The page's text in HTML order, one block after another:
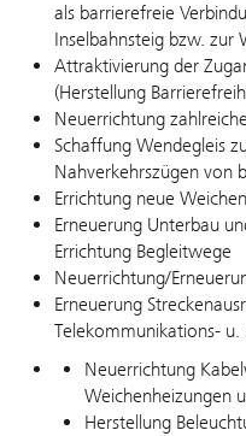
als barrierefreie
Inselbahnsteig bzw. zur
Attraktivierung der
(Herstellung
Neuerrichtung
Schaffung Wendegleis
Nahverkehrszügen von
Errichtung neue
Erneuerung Unterbau
Errichtung Begleitwege
Neuerrichtung/
Erneuerung
Telekommunikations- u.
Neuerrichtung
Weichenheizungen
Herstellung